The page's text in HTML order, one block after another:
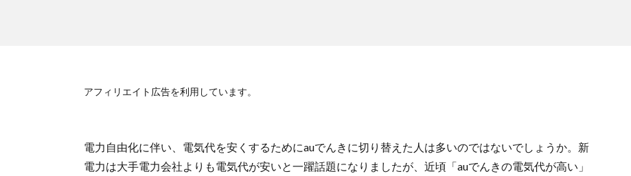
アフィリエイト広告を利用しています。
電力自由化に伴い、電気代を安くするためにauでんきに切り替えた人は多いのではないでしょうか。新
電力は大手電力会社よりも電気代が安いと一躍話題になりましたが、近頃「auでんきの電気代が高い」